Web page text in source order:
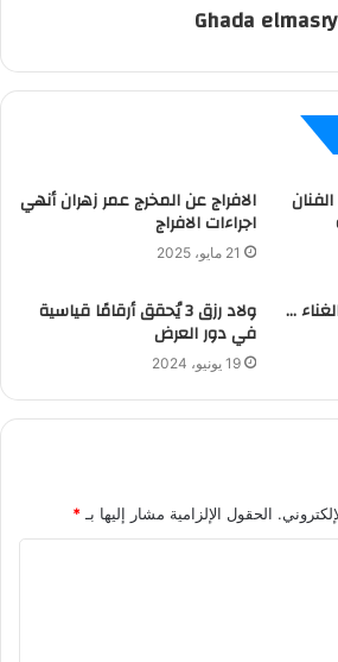
Ghada elmasry
الافراج عن المخرج عمر زهران أنهي
اجراءات الافراج
21 مايو، 2025
… ولاد رزق 3 يُحقق أرقامًا قياسية
في دور العرض
19 يونيو، 2024
الحقول الإلزامية مشار إليها بـ*